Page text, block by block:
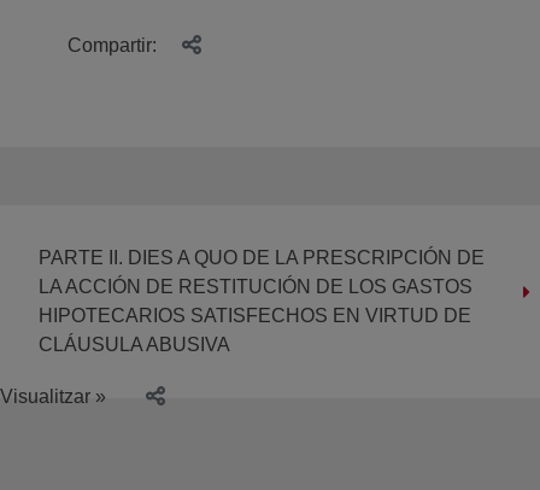
Compartir:
PARTE II. DIES A QUO DE LA PRESCRIPCIÓN DE
LA ACCIÓN DE RESTITUCIÓN DE LOS GASTOS
HIPOTECARIOS SATISFECHOS EN VIRTUD DE
CLÁUSULA ABUSIVA
Visualitzar »